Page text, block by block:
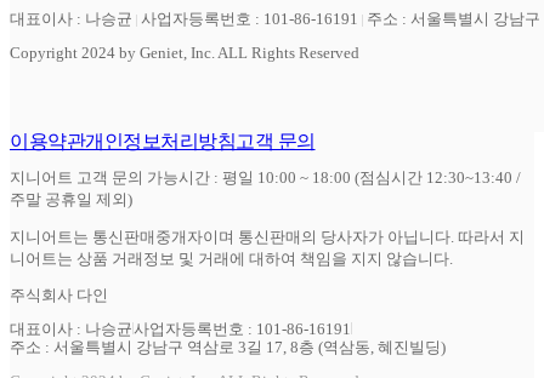
대표이사 : 나승균 사업자등록번호 : 101-86-16191
주소 : 서울특별시 강남
Copyright 2024 by Geniet, Inc. ALL Rights Reserved
이용약관개인정보처리방침고객 문의
지니어트 고객 문의 가능시간 : 평일 10:00 ~ 18:00 (점심시간 12:30~13:40 /
주말 공휴일 제외)
지니어트는 통신판매중개자이며 통신판매의 당사자가 아닙니다. 따라서 지
니어트는 상품 거래정보 및 거래에 대하여 책임을 지지 않습니다.
주식회사 다인
대표이사 : 나승균사업자등록번호 : 101-86-16191
주소 : 서울특별시 강남구 역삼로 3길 17, 8층 (역삼동, 혜진빌딩)